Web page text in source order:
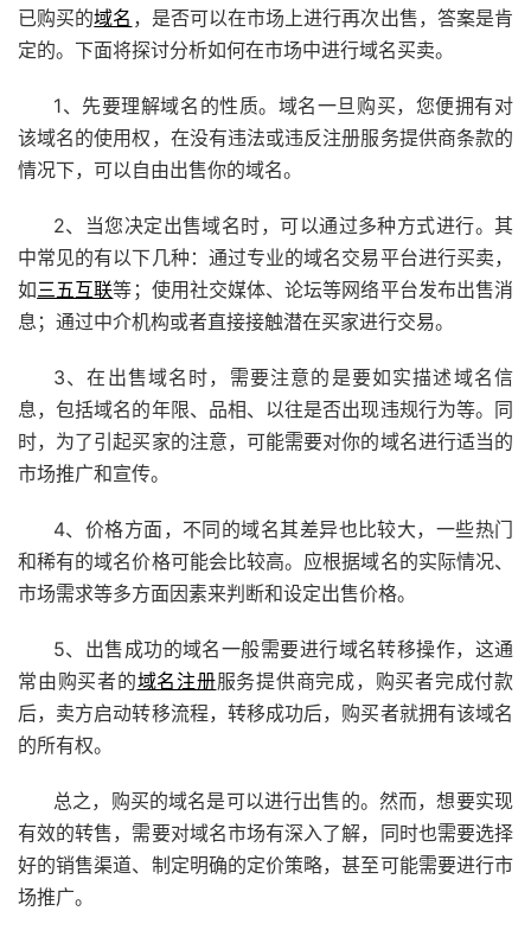
已购买的域名 ，是否可以在市场上进行再次出售，答案是肯
定的。下面将探讨分析如何在市场中进行域名买卖。
1、先要理解域名的性质。域名一旦购买，您便拥有对
该域名的使用权，在没有违法或违反注册服务提供商条款的
情况下，可以自由出售你的域名。
2、当您决定出售域名时，可以通过多种方式进行。其
中常见的有以下几种：通过专业的域名交易平台进行买卖，
如三五互联等；使用社交媒体、论坛等网络平台发布出售消
息；通过中介机构或者直接接触潜在买家进行交易。
3、在出售域名时，需要注意的是要如实描述域名信
息，包括域名的年限、品相、以往是否出现违规行为等。同
时，为了引起买家的注意，可能需要对你的域名进行适当的
市场推广和宣传。
4、价格方面，不同的域名其差异也比较大，一些热门
和稀有的域名价格可能会比较高。应根据域名的实际情况、
市场需求等多方面因素来判断和设定出售价格。
5、出售成功的域名一般需要进行域名转移操作，这通
常由购买者的域名注册服务提供商完成，购买者完成付款
后，卖方启动转移流程，转移成功后，购买者就拥有该域名
的所有权。
总之，购买的域名是可以进行出售的。然而，想要实现
有效的转售，需要对域名市场有深入了解，同时也需要选择
好的销售渠道、制定明确的定价策略，甚至可能需要进行市
场推广。